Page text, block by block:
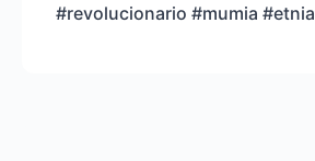
#revolucionario #mumia #etnia